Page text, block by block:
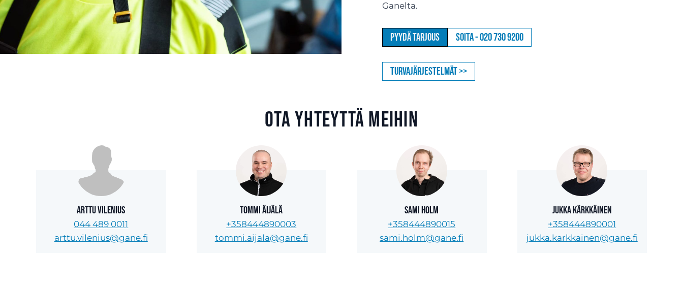
Ganelta.
Pyydä tarjous Soita - 020 730 9200
Turvajärjestelmät >>
Ota yhteyttä meihin
Arttu Vilenius
044 489 0011
arttu.vilenius@gane.fi
Tommi Äijälä
+358444890003
tommi.aijala@gane.fi
Sami Holm
+358444890015
sami.holm@gane.fi
Jukka Kärkkäinen
+358444890001
jukka.karkkainen@gane.fi